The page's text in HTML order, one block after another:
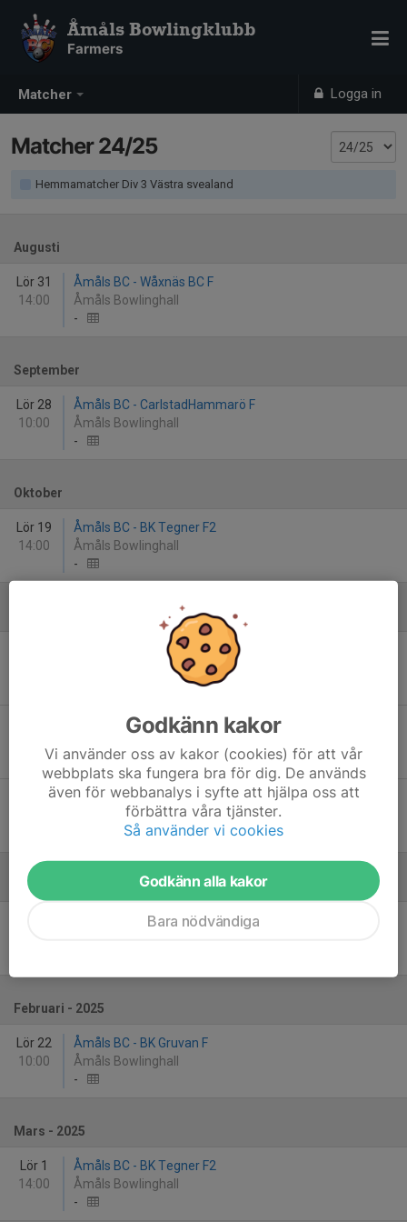
Matcher Logga in
Åmåls Bowlingklubb
Farmers
Matcher 24/25
Hemmamatcher Div 3 Västra svealand
Augusti
Lör 31
14:00
Åmåls BC - Wåxnäs BC F
Åmåls Bowlinghall
-
September
Lör 28
10:00
Åmåls BC - CarlstadHammarö F
Åmåls Bowlinghall
-
Oktober
Lör 19
14:00
Åmåls BC - BK Tegner F2
Åmåls Bowlinghall
-
Åmåls BC - BK Fryken
Åmåls Bowlinghall
Åmåls BC - BK Jösse
-
Lör 30
Åmåls BC - BK Gruvan F
Åmåls Bowlinghall
Januari - 2025
Åmåls BC - Karlstad BK
Februari - 2025
Lör 22
10:00
Åmåls BC - BK Gruvan F
Åmåls Bowlinghall
-
Mars - 2025
Lör 1
14:00
Åmåls BC - BK Tegner F2
Åmåls Bowlinghall
-
Godkänn kakor
Vi använder oss av kakor (cookies) för att vår
webbplats ska fungera bra för dig. De används
även för webbanalys i syfte att hjälpa oss att
förbättra våra tjänster.
Så använder vi cookies
Godkänn alla kakor
Bara nödvändiga